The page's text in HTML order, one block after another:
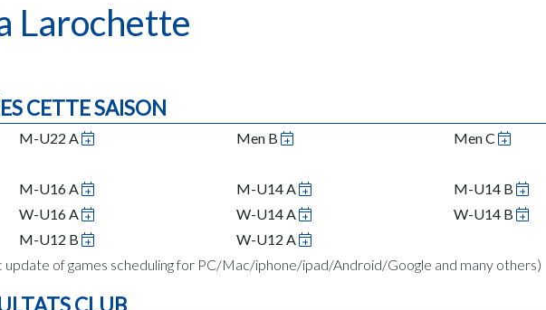
Larochette
CETTE SAISON
M-U22 A Men B
Men C
M-U16 A M-U14 A
M-U14 B
W-U16 A W-U14 A
W-U14 B
M-U12 B
W-U12 A
update of games scheduling for PC/Mac/iphone/ipad/Android/Google and many others)